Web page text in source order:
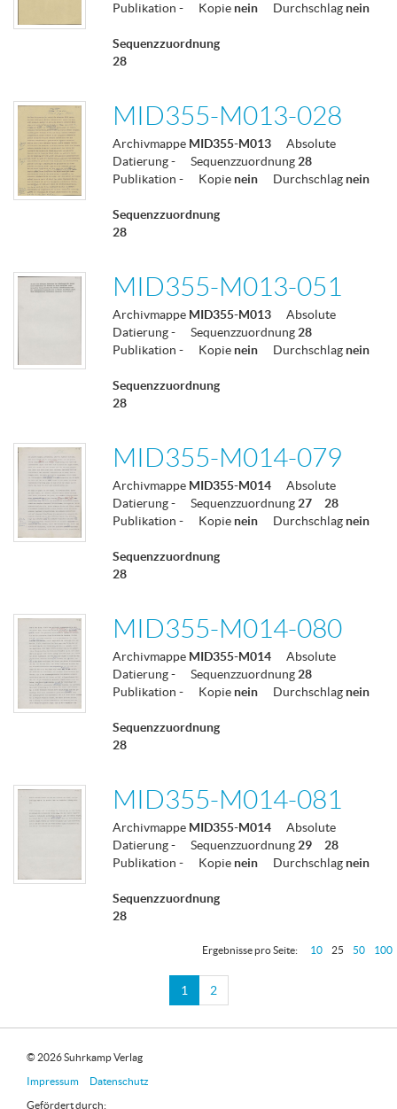
Publikation - Kopie nein Durchschlag nein
Sequenzzuordnung
28
MID355-M013-028
Archivmappe MID355-M013
Absolute
Datierung- Sequenzzuordnung 28
Publikation - Kopie nein Durchschlag nein
Sequenzzuordnung
28
MID355-M013-051
Archivmappe MID355-M013
Absolute
Datierung- Sequenzzuordnung 28
Publikation - Kopie nein Durchschlag nein
Sequenzzuordnung
28
MID355-M014-079
Archivmappe MID355-M014
Absolute
Datierung- Sequenzzuordnung 27
28
Publikation - Kopie nein Durchschlag nein
Sequenzzuordnung
28
MID355-M014-080
Archivmappe MID355-M014
Absolute
Datierung- Sequenzzuordnung 28
Publikation - Kopie nein Durchschlag nein
Sequenzzuordnung
28
MID355-M014-081
Archivmappe MID355-M014
Absolute
Datierung- Sequenzzuordnung 29
28
Publikation - Kopie nein Durchschlag nein
Sequenzzuordnung
28
Ergebnisse pro Seite: 10 25 50 100
1 2
© 2026 Suhrkamp Verlag
Impressum Datenschutz
Gefördert durch: